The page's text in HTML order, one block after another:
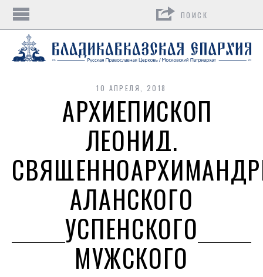
10 АПРЕЛЯ, 2018
АРХИЕПИСКОП
ЛЕОНИД,
АЛАНСКОГО
УСПЕНСКОГО
МУЖСКОГО